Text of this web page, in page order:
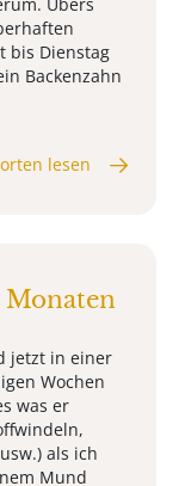
bis Dienstag
Backenzahn
lesen
jetzt in einer
Wochen
was er
als ich
Mund